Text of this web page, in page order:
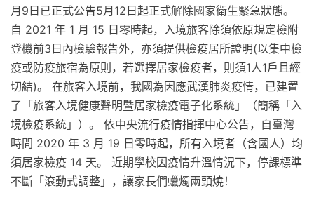
月9日已正式公告5月12日起正式解除國家衛生緊急狀態。
自 2021 年 1 月 15 日零時起，入境旅客除須依原規定檢附
登機前3日內檢驗報告外，亦須提供檢疫居所證明(以集中檢
疫或防疫旅宿為原則，若選擇居家檢疫者，則須1人1戶且經
切結)。 在旅客入境前，我國為因應武漢肺炎疫情，已建置
了「旅客入境健康聲明暨居家檢疫電子化系統」（簡稱「入
境檢疫系統」）。 依中央流行疫情指揮中心公告，自臺灣
時間 2020 年 3 月 19 日零時起，所有入境者（含國人）均
須居家檢疫 14 天。 近期學校因疫情升溫情況下，停課標準
不斷「滾動式調整」，讓家長們蠟燭兩頭燒！